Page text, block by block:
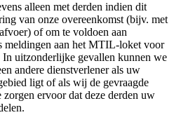
alleen met derden indien dit
van onze overeenkomst (bijv. met
of om te voldoen aan
meldingen aan het MTIL-loket voor
uitzonderlijke gevallen kunnen we
andere dienstverlener als uw
ligt of als wij de gevraagde
ervoor dat deze derden uw